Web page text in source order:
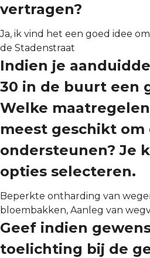
vertragen?
Ja, ik vind het een goed idee
de Stadenstraat
Indien je
30 in de buurt een
Welke
meest geschikt om
ondersteunen? Je
opties selecteren.
Beperkte ontharding van
bloembakken, Aanleg van
Geef indien
toelichting bij de